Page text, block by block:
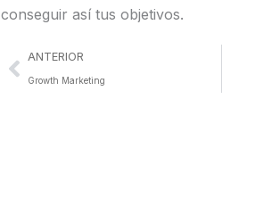
conseguir así tus objetivos.
AntANTERIOR
Growth Marketing